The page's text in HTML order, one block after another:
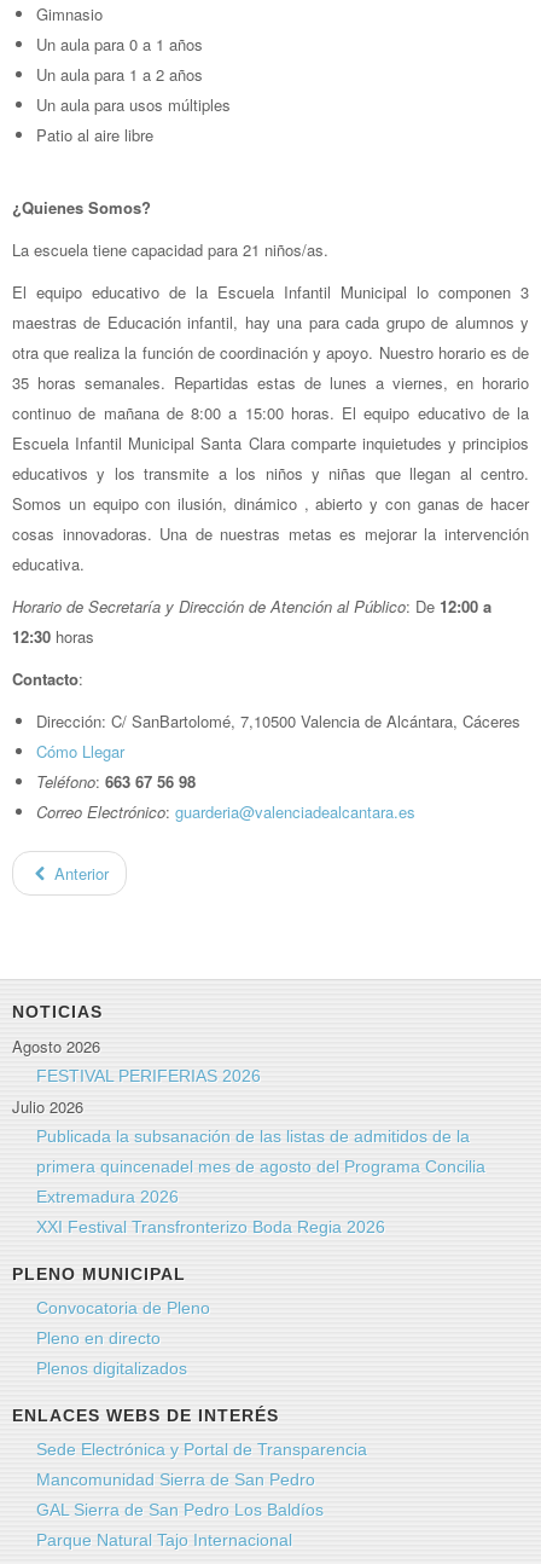
Gimnasio
Un aula para 0 a 1 años
Un aula para 1 a 2 años
Un aula para usos múltiples
Patio al aire libre
¿Quienes Somos?
La escuela tiene capacidad para 21 niños/as.
El equipo educativo de la Escuela Infantil Municipal lo componen 3
maestras de Educación infantil, hay una para cada grupo de alumnos y
otra que realiza la función de coordinación y apoyo. Nuestro horario es de
35 horas semanales. Repartidas estas de lunes a viernes, en horario
continuo de mañana de 8:00 a 15:00 horas. El equipo educativo de la
Escuela Infantil Municipal Santa Clara comparte inquietudes y principios
educativos y los transmite a los niños y niñas que llegan al centro.
Somos un equipo con ilusión, dinámico , abierto y con ganas de hacer
cosas innovadoras. Una de nuestras metas es mejorar la intervención
educativa.
Horario de Secretaría y Dirección de Atención al Público: De 12:00 a
12:30 horas
Contacto:
Dirección: C/ SanBartolomé, 7,10500 Valencia de Alcántara, Cáceres
Cómo Llegar
Teléfono: 663 67 56 98
Correo Electrónico: guarderia@valenciadealcantara.es
Anterior
NOTICIAS
Agosto 2026
FESTIVAL PERIFERIAS 2026
Julio 2026
Publicada la subsanación de las listas de admitidos de la
primera quincenadel mes de agosto del Programa Concilia
Extremadura 2026
XXI Festival Transfronterizo Boda Regia 2026
PLENO MUNICIPAL
Convocatoria de Pleno
Pleno en directo
Plenos digitalizados
ENLACES WEBS DE INTERÉS
Sede Electrónica y Portal de Transparencia
Mancomunidad Sierra de San Pedro
GAL Sierra de San Pedro Los Baldíos
Parque Natural Tajo Internacional